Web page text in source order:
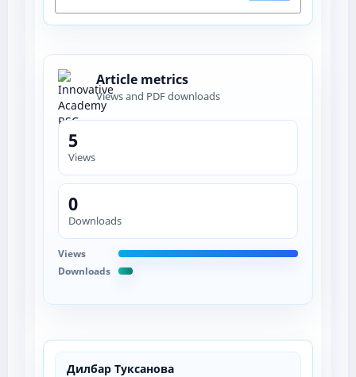
Дилбар Туксанова
Article metrics
Views and PDF downloads
5
Views
0
Downloads
Views
Downloads